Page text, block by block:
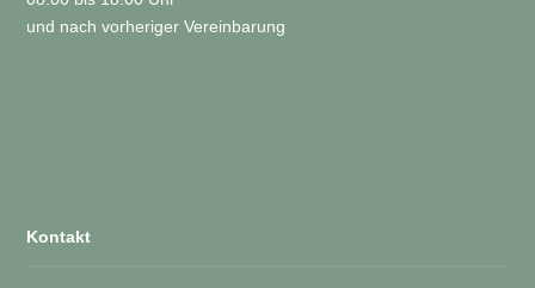
und nach vorheriger Vereinbarung
Kontakt